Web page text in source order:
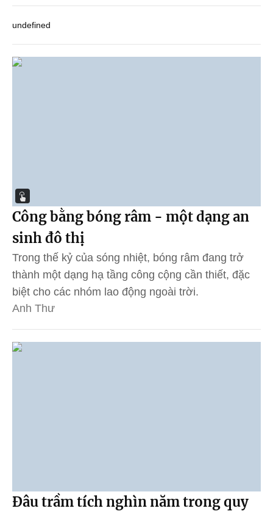
undefined
Công bằng bóng râm - một dạng an
sinh đô thị
Trong thế kỷ của sóng nhiệt, bóng râm đang trở
thành một dạng hạ tầng công cộng cần thiết, đặc
biệt cho các nhóm lao động ngoài trời.
Anh Thư
Đâu trầm tích nghìn năm trong quy